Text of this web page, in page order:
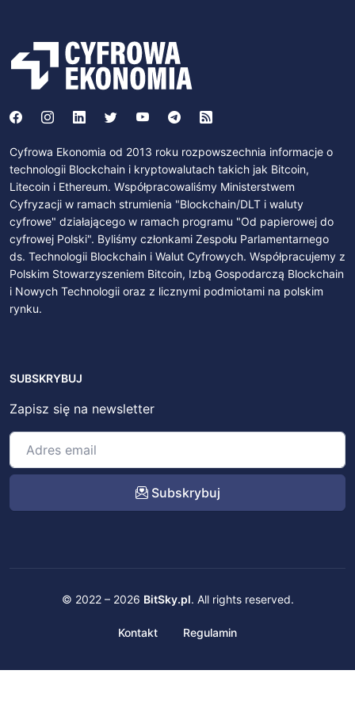
Cyfrowa Ekonomia od 2013 roku rozpowszechnia informacje o
technologii Blockchain i kryptowalutach takich jak Bitcoin,
Litecoin i Ethereum. Współpracowaliśmy Ministerstwem
Cyfryzacji w ramach strumienia "Blockchain/DLT i waluty
cyfrowe" działającego w ramach programu "Od papierowej do
cyfrowej Polski". Byliśmy członkami Zespołu Parlamentarnego
ds. Technologii Blockchain i Walut Cyfrowych. Współpracujemy z
Polskim Stowarzyszeniem Bitcoin, Izbą Gospodarczą Blockchain
i Nowych Technologii oraz z licznymi podmiotami na polskim
rynku.
SUBSKRYBUJ
Zapisz się na newsletter
Subskrybuj
© 2022 – 2026 BitSky.pl. All rights reserved.
Kontakt Regulamin